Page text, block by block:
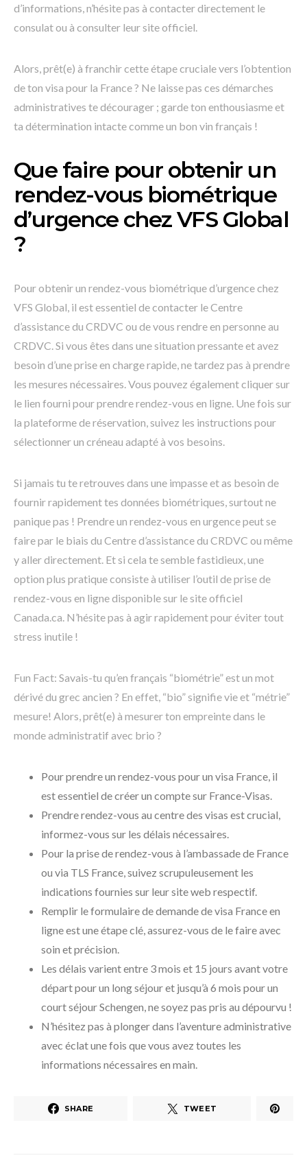
d’informations, n’hésite pas à contacter directement le
consulat ou à consulter leur site officiel.
Alors, prêt(e) à franchir cette étape cruciale vers l’obtention
de ton visa pour la France ? Ne laisse pas ces démarches
administratives te décourager ; garde ton enthousiasme et
ta détermination intacte comme un bon vin français !
Que faire pour obtenir un
rendez-vous biométrique
d’urgence chez VFS Global
?
Pour obtenir un rendez-vous biométrique d’urgence chez
VFS Global, il est essentiel de contacter le Centre
d’assistance du CRDVC ou de vous rendre en personne au
CRDVC. Si vous êtes dans une situation pressante et avez
besoin d’une prise en charge rapide, ne tardez pas à prendre
les mesures nécessaires. Vous pouvez également cliquer sur
le lien fourni pour prendre rendez-vous en ligne. Une fois sur
la plateforme de réservation, suivez les instructions pour
sélectionner un créneau adapté à vos besoins.
Si jamais tu te retrouves dans une impasse et as besoin de
fournir rapidement tes données biométriques, surtout ne
panique pas ! Prendre un rendez-vous en urgence peut se
faire par le biais du Centre d’assistance du CRDVC ou même
y aller directement. Et si cela te semble fastidieux, une
option plus pratique consiste à utiliser l’outil de prise de
rendez-vous en ligne disponible sur le site officiel
Canada.ca. N’hésite pas à agir rapidement pour éviter tout
stress inutile !
Fun Fact: Savais-tu qu’en français “biométrie” est un mot
dérivé du grec ancien ? En effet, “bio” signifie vie et “métrie”
mesure! Alors, prêt(e) à mesurer ton empreinte dans le
monde administratif avec brio ?
Pour prendre un rendez-vous pour un visa France, il
est essentiel de créer un compte sur France-Visas.
Prendre rendez-vous au centre des visas est crucial,
informez-vous sur les délais nécessaires.
Pour la prise de rendez-vous à l’ambassade de France
ou via TLS France, suivez scrupuleusement les
indications fournies sur leur site web respectif.
Remplir le formulaire de demande de visa France en
ligne est une étape clé, assurez-vous de le faire avec
soin et précision.
Les délais varient entre 3 mois et 15 jours avant votre
départ pour un long séjour et jusqu’à 6 mois pour un
court séjour Schengen, ne soyez pas pris au dépourvu !
N’hésitez pas à plonger dans l’aventure administrative
avec éclat une fois que vous avez toutes les
informations nécessaires en main.
SHARE TWEET